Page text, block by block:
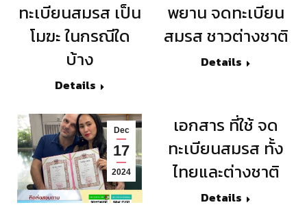
ทะเบียนสมรส เป็น
โมฆะ ในกรณีใด
บ้าง
Details
พยาน จดทะเบียน
สมรส ชาวต่างชาติ
Details
Dec
17
2024
เอกสาร ที่ใช้ จด
ทะเบียนสมรส ทั้ง
ไทยและต่างชาติ
Details